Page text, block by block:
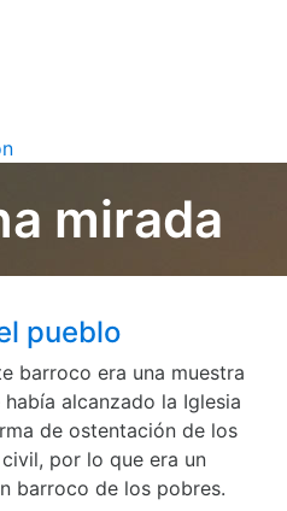
mirada
pueblo
barroco era una muestra
alcanzado la Iglesia
de ostentación de los
por lo que era un
barroco de los pobres.